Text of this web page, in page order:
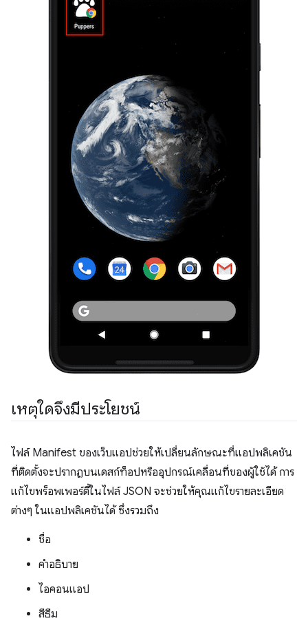
เหตุใดจึงมีประโยชน์
ไฟล์ Manifest ของเว็บแอปช่วยให้เปลี่ยนลักษณะที่แอปพลิเคชัน
ที่ติดตั้งจะปรากฏบนเดสก์ท็อปหรืออุปกรณ์เคลื่อนที่ของผู้ใช้ได้ การ
แก้ไขพร็อพเพอร์ตี้ในไฟล์ JSON จะช่วยให้คุณแก้ไขรายละเอียด
ต่างๆ ในแอปพลิเคชันได้ ซึ่งรวมถึง
ชื่อ
คำอธิบาย
ไอคอนแอป
สีธีม